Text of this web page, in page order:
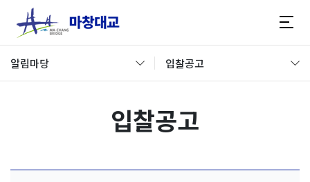
알림마당 입찰공고
입찰공고